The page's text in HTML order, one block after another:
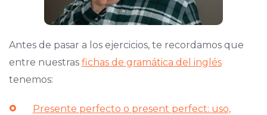
Antes de pasar a los ejercicios, te recordamos que
entre nuestras fichas de gramática del inglés
tenemos:
Presente perfecto o present perfect: uso,